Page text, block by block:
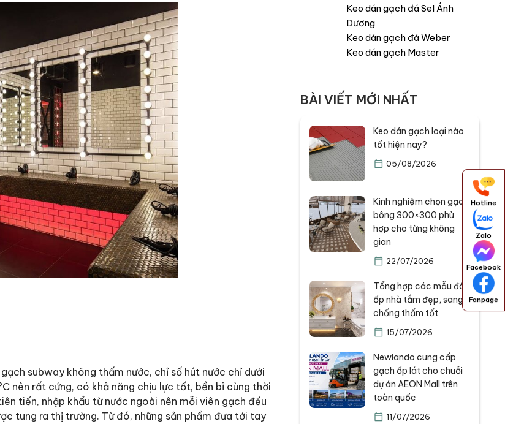
subway không thấm nước, chỉ số hút nước chỉ dưới
nên rất cứng, có khả năng chịu lực tốt, bền bỉ cùng thời
tiến, nhập khẩu từ nước ngoài nên mỗi viên gạch đều
tung ra thị trường. Từ đó, những sản phẩm đưa tới tay
Keo dán gạch đá Sel Ánh
Dương
Keo dán gạch đá Weber
Keo dán gạch Master
BÀI VIẾT MỚI NHẤT
Keo dán gạch loại nào
tốt hiện nay?
05/08/2026
Kinh nghiệm chọn gạch
bông 300×300 phù
hợp cho từng không
gian
22/07/2026
Tổng hợp các mẫu đá
ốp nhà tắm đẹp, sang,
chống thấm tốt
15/07/2026
Newlando cung cấp
gạch ốp lát cho chuỗi
dự án AEON Mall trên
toàn quốc
11/07/2026
Hotline
Zalo
Facebook
Fanpage